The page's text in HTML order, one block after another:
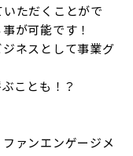
ただくことがで
が可能です！
ネスとして事業グ
ことも！？
ァンエンゲージメ